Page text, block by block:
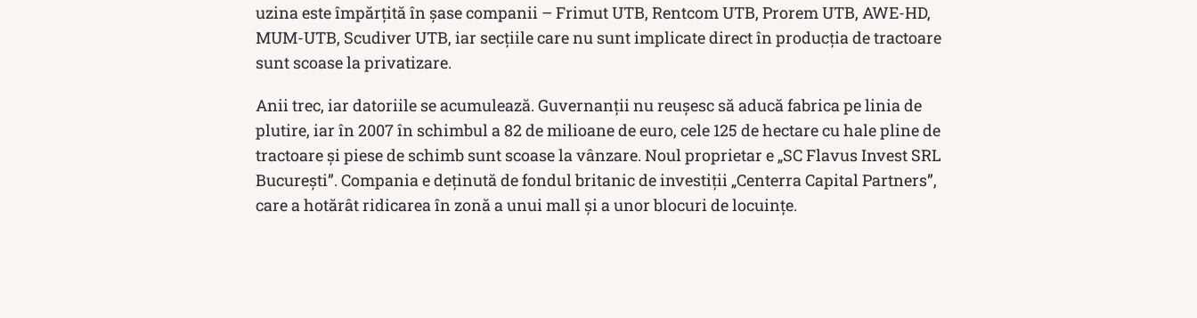
uzina este împărțită în șase companii – Frimut UTB, Rentcom UTB, Prorem UTB, AWE-HD,
MUM-UTB, Scudiver UTB, iar secțiile care nu sunt implicate direct în producția de tractoare
sunt scoase la privatizare.
Anii trec, iar datoriile se acumulează. Guvernanții nu reușesc să aducă fabrica pe linia de
plutire, iar în 2007 în schimbul a 82 de milioane de euro, cele 125 de hectare cu hale pline de
tractoare și piese de schimb sunt scoase la vânzare. Noul proprietar e „SC Flavus Invest SRL
București”. Compania e deținută de fondul britanic de investiții „Centerra Capital Partners”,
care a hotărât ridicarea în zonă a unui mall și a unor blocuri de locuințe.